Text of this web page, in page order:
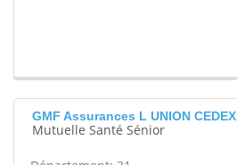
GMF Assurances L UNION CEDEX
Mutuelle Santé Sénior